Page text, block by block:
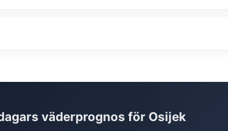
väderprognos för Osijek